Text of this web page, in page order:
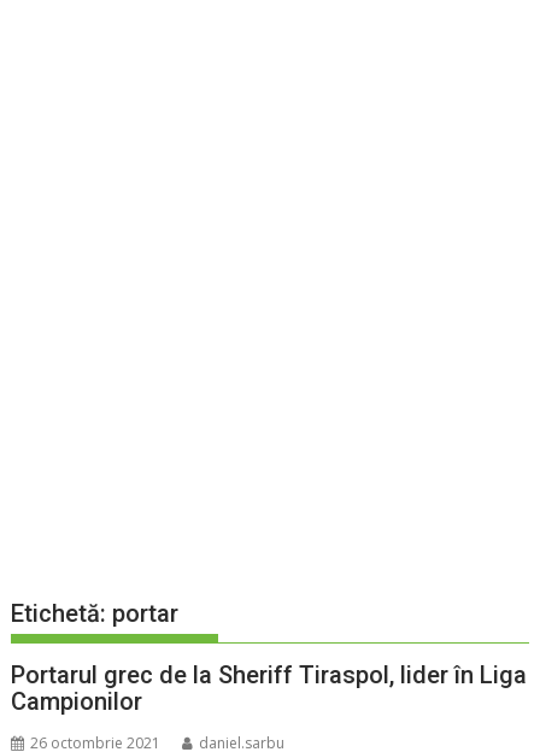
Etichetă: portar
Portarul grec de la Sheriff Tiraspol, lider în Liga
Campionilor
26 octombrie 2021 daniel.sarbu